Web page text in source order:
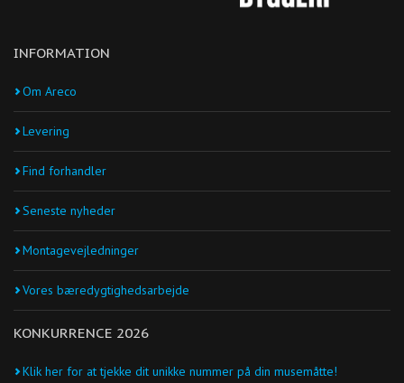
INFORMATION
Om Areco
Levering
Find forhandler
Seneste nyheder
Montagevejledninger
Vores bæredygtighedsarbejde
KONKURRENCE 2026
Klik her for at tjekke dit unikke nummer på din musemåtte!